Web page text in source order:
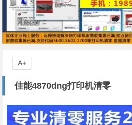
佳能4870dng打印机清零
A+